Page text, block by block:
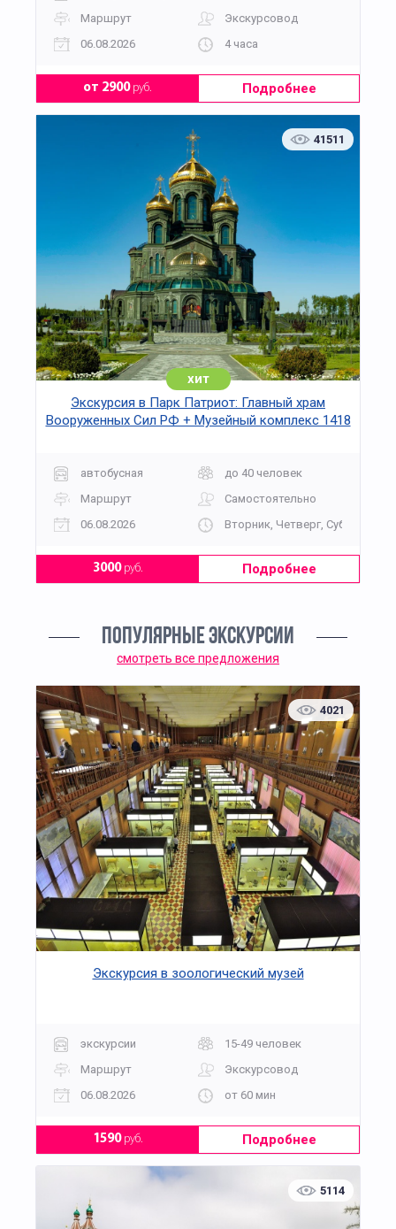
Маршрут
Экскурсовод
06.08.2026
4 часа
от 2900руб. Подробнее
41511
хит
Экскурсия в Парк Патриот: Главный храм
Вооруженных Сил РФ + Музейный комплекс 1418
автобусная
до 40 человек
Маршрут
Самостоятельно
06.08.2026
Вторник, Четверг, Суббота,
3000руб. Подробнее
ПОПУЛЯРНЫЕ ЭКСКУРСИИ
смотреть все предложения
4021
Экскурсия в зоологический музей
экскурсии
15-49 человек
Маршрут
Экскурсовод
06.08.2026
от 60 мин
1590руб. Подробнее
5114